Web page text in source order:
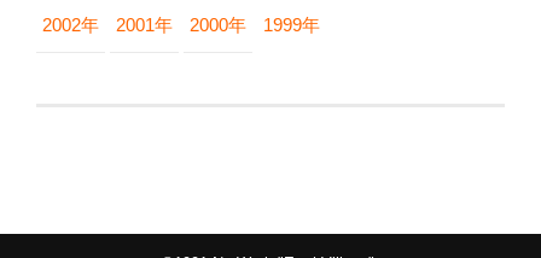
2002年 2001年 2000年 1999年